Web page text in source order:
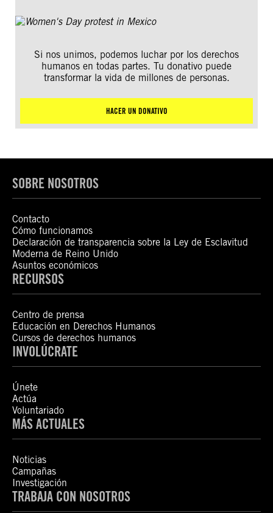
Si nos unimos, podemos luchar por los derechos
humanos en todas partes. Tu donativo puede
transformar la vida de millones de personas.
HACER UN DONATIVO
SOBRE NOSOTROS
Contacto
Cómo funcionamos
Declaración de transparencia sobre la Ley de Esclavitud
Moderna de Reino Unido
Asuntos económicos
RECURSOS
Centro de prensa
Educación en Derechos Humanos
Cursos de derechos humanos
INVOLÚCRATE
Únete
Actúa
Voluntariado
MÁS ACTUALES
Noticias
Campañas
Investigación
TRABAJA CON NOSOTROS